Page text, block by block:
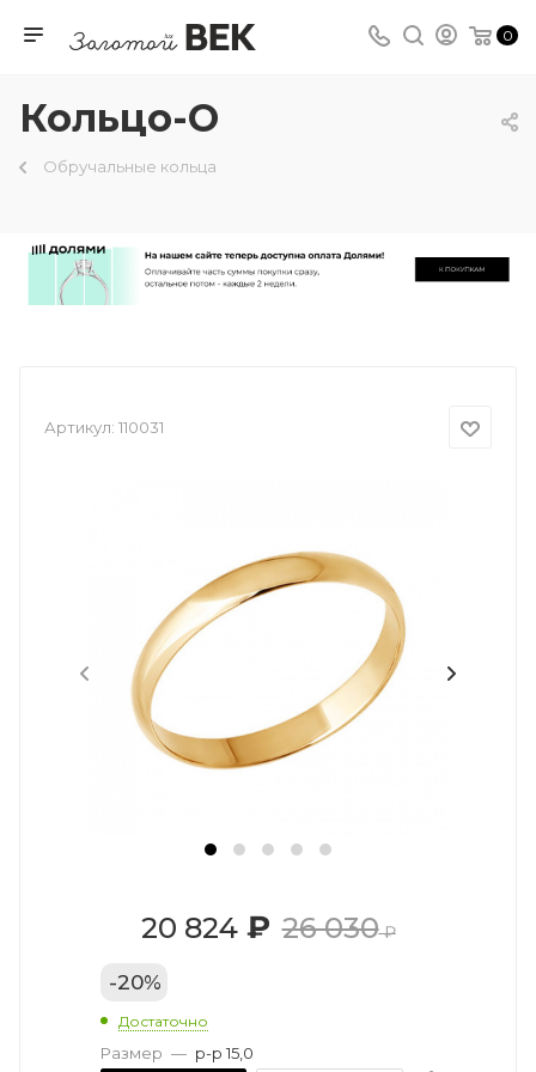
0
Кольцо-О
Обручальные кольца
Артикул: 110031
20 824₽ 26 030₽
-20%
Достаточно
Размер — р-р 15,0